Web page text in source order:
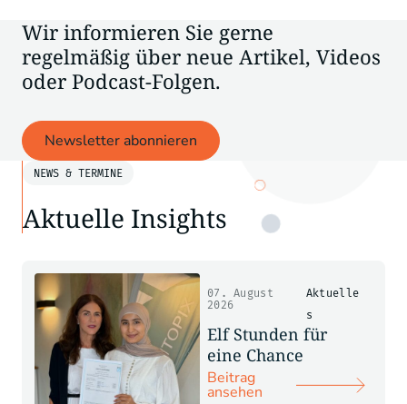
Wir informieren Sie gerne
regelmäßig über neue Artikel, Videos
oder Podcast-Folgen.
Newsletter abonnieren
NEWS & TERMINE
Aktuelle Insights
Aktuelle
s
07. August
2026
Elf Stunden für
eine Chance
Beitrag
ansehen